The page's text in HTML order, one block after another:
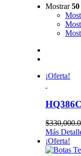
Mostrar
¡Oferta!
$
Más
¡Oferta!